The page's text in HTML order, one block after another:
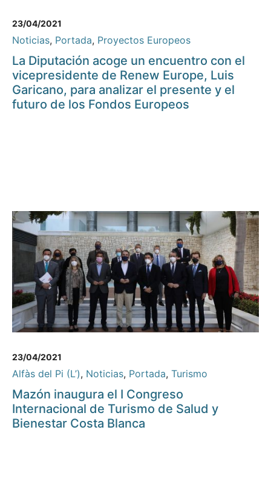
23/04/2021
Noticias, Portada, Proyectos Europeos
La Diputación acoge un encuentro con el
vicepresidente de Renew Europe, Luis
Garicano, para analizar el presente y el
futuro de los Fondos Europeos
23/04/2021
Alfàs del Pi (L’), Noticias, Portada, Turismo
Mazón inaugura el I Congreso
Internacional de Turismo de Salud y
Bienestar Costa Blanca